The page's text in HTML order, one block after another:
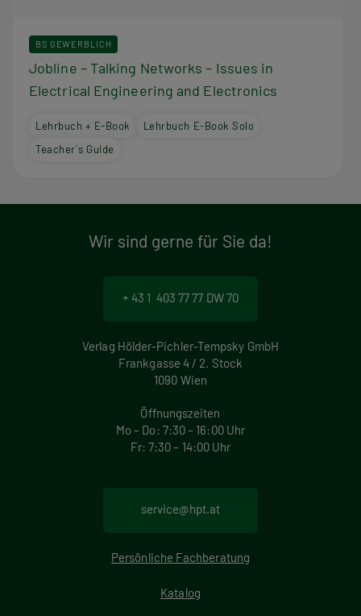
BS GEWERBLICH
Jobline – Talking Networks – Issues in
Electrical Engineering and Electronics
Lehrbuch + E-Book
Lehrbuch E-Book Solo
Teacher´s Guide
Wir sind gerne für Sie da!
+ 43 1 403 77 77 DW 70
Verlag Hölder-Pichler-Tempsky GmbH
Frankgasse 4 / 2. Stock
1090 Wien
Öffnungszeiten
Mo – Do: 7:30 – 16:00 Uhr
Fr: 7:30 – 14:00 Uhr
service@hpt.at
Persönliche Fachberatung
Katalog